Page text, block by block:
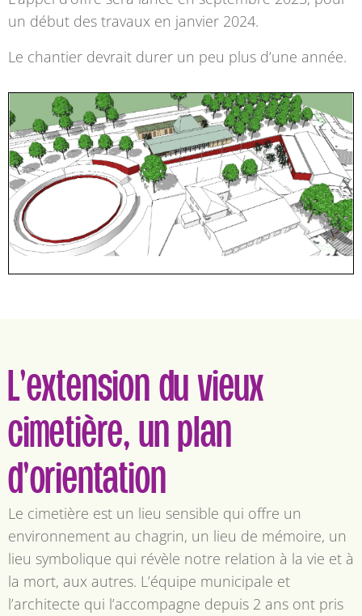
un début des travaux en janvier 2024.
Le chantier devrait durer un peu plus d’une année.
L’extension du vieux
cimetière, un plan
d’orientation
Le cimetière est un lieu sensible qui offre un
environnement au chagrin, un lieu de mémoire, un
lieu symbolique qui révèle notre relation à la vie et à
la mort, aux autres. L’équipe municipale et
l’architecte qui l’accompagne depuis 2 ans ont pris